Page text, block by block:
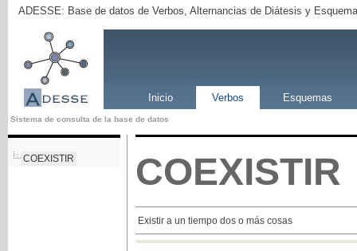
ADESSE: Base de datos de Verbos, Alternancias de Diátesis y
Inicio Verbos Esquemas
Sistema de consulta de la base de datos
COEXISTIR COEXISTIR
Existir a un tiempo dos o más cosas